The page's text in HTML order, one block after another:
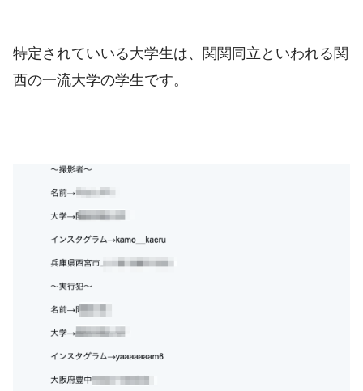
特定されていいる大学生は、関関同立といわれる関
西の一流大学の学生です。